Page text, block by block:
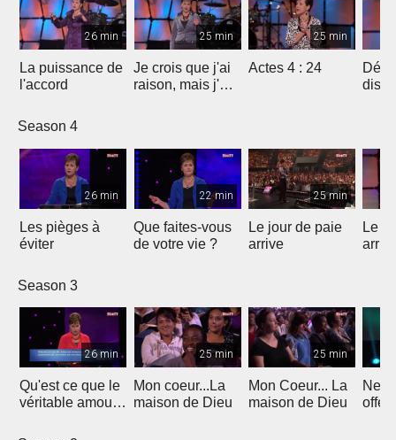
26 min
La puissance de
l'accord
25 min
Je crois que j'ai
raison, mais j'ai
25 min
Actes 4 : 24
Season 4
26 min
Les pièges à
éviter
22 min
Que faites-vous
de votre vie ?
25 min
Le jour de paie
arrive
Le
Season 3
26 min
Qu'est ce que le
véritable amour
25 min
Mon coeur...La
maison de Dieu
25 min
Mon Coeur... La
maison de Dieu
Ne